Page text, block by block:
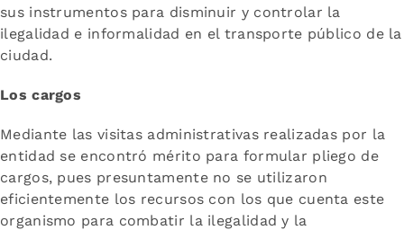
sus instrumentos para disminuir y controlar la
ilegalidad e informalidad en el transporte público de la
ciudad.
Los cargos
Mediante las visitas administrativas realizadas por la
entidad se encontró mérito para formular pliego de
cargos, pues presuntamente no se utilizaron
eficientemente los recursos con los que cuenta este
organismo para combatir la ilegalidad y la